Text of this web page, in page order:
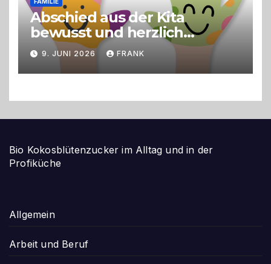
Abschied aus der Kita
bewusst und herzlich
gestalten
9. JUNI 2026 FRANK
Bio Kokosblütenzucker im Alltag und in der
Profiküche
Allgemein
Arbeit und Beruf